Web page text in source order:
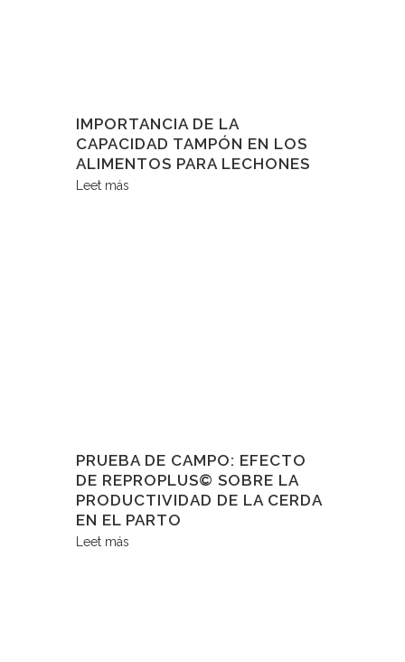
IMPORTANCIA DE LA
CAPACIDAD TAMPÓN EN LOS
ALIMENTOS PARA LECHONES
Leet más
PRUEBA DE CAMPO: EFECTO
DE REPROPLUS© SOBRE LA
PRODUCTIVIDAD DE LA CERDA
EN EL PARTO
Leet más